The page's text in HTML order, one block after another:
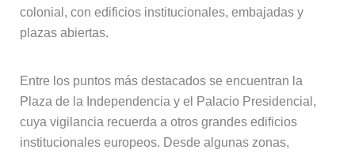
colonial, con edificios institucionales, embajadas y
plazas abiertas.
Entre los puntos más destacados se encuentran la
Plaza de la Independencia y el Palacio Presidencial,
cuya vigilancia recuerda a otros grandes edificios
institucionales europeos. Desde algunas zonas,